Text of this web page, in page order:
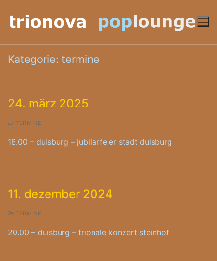
Inhalt
springen
Kategorie: termine
24. märz 2025
TERMINE
18.00 – duisburg – jubilarfeier stadt duisburg
11. dezember 2024
TERMINE
20.00 – duisburg – trionale konzert steinhof